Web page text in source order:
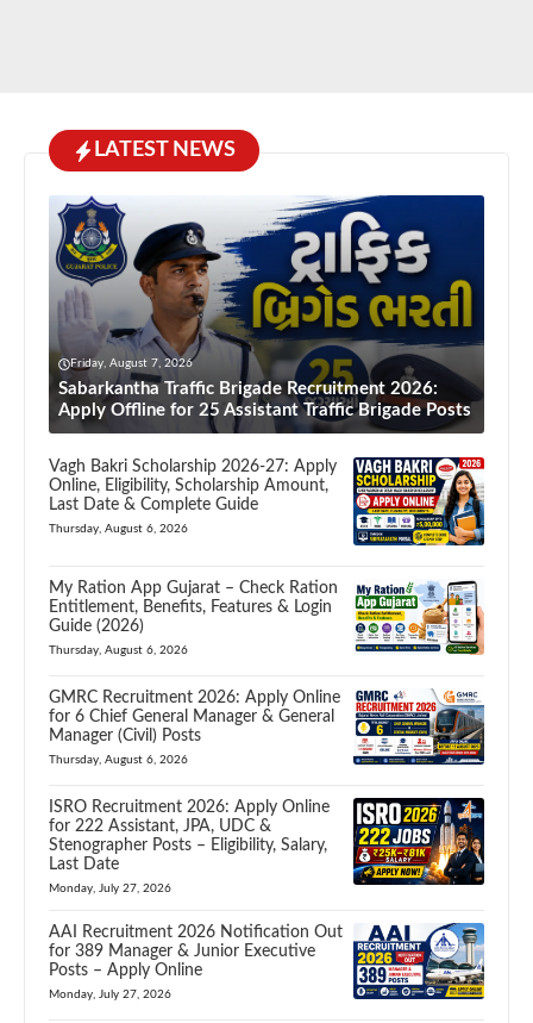
LATEST NEWS
Friday, August 7, 2026
Sabarkantha Traffic Brigade Recruitment 2026:
Apply Offline for 25 Assistant Traffic Brigade Posts
Vagh Bakri Scholarship 2026-27: Apply
Online, Eligibility, Scholarship Amount,
Last Date & Complete Guide
Thursday, August 6, 2026
My Ration App Gujarat – Check Ration
Entitlement, Benefits, Features & Login
Guide (2026)
Thursday, August 6, 2026
GMRC Recruitment 2026: Apply Online
for 6 Chief General Manager & General
Manager (Civil) Posts
Thursday, August 6, 2026
ISRO Recruitment 2026: Apply Online
for 222 Assistant, JPA, UDC &
Stenographer Posts – Eligibility, Salary,
Last Date
Monday, July 27, 2026
AAI Recruitment 2026 Notification Out
for 389 Manager & Junior Executive
Posts – Apply Online
Monday, July 27, 2026